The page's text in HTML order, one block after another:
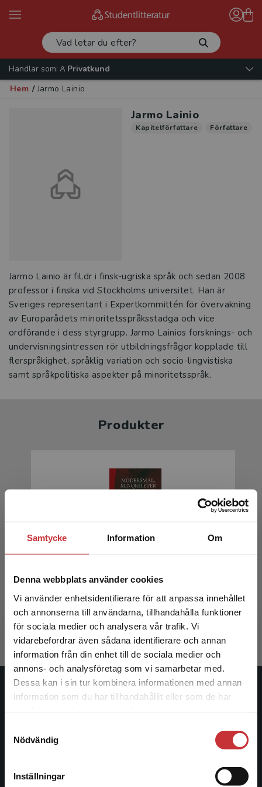
Samtycke Information Om
Denna webbplats använder cookies
Vi använder enhetsidentifierare för att anpassa innehållet
och annonserna till användarna, tillhandahålla funktioner
för sociala medier och analysera vår trafik. Vi
vidarebefordrar även sådana identifierare och annan
information från din enhet till de sociala medier och
annons- och analysföretag som vi samarbetar med.
Dessa kan i sin tur kombinera informationen med annan
information som du har tillhandahållit eller som de har
Nödvändig
Inställningar
Begränsad fraktregion
Det verkar som att du besöker
studentlitteratur.se via en enhet utanför Sverige.
Vi erbjuder inte leveranser utanför Sverige. För
att kunna slutföra ett köp måste
Handlar som:
Privatkund
Hem / Jarmo Lainio
Jarmo Lainio
Kapitelförfattare Författare
Jarmo Lainio är fil.dr i finsk-ugriska språk och sedan 2008
professor i finska vid Stockholms universitet. Han är
Sveriges representant i Expertkommittén för övervakning
av Europarådets minoritetsspråksstadga och vice
ordförande i dess styrgrupp. Jarmo Lainios forsknings- och
undervisningsintressen rör utbildningsfrågor kopplade till
flerspråkighet, språklig variation och socio-lingvistiska
samt språkpolitiska aspekter på minoritetsspråk.
Produkter
Straszer, B - Wedin, Å (red.)
361 krinkl. moms
Exkl. moms: 341 kr
Studentlitteratur
ledande utbildningsförlag. Med läromedel, kurslitteratur,
informationstjänster i utbudet, finns Studentlitteratur med
längs hela kunskapsresan.